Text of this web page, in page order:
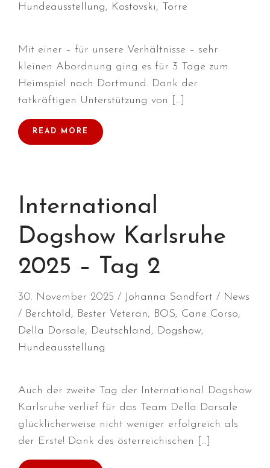
November 2023
Juni 2023
April 2023
Juni 2022
Mai 2022
April 2022
März 2022
Januar 2022
Dezember 2021
November 2021
August 2021
Juli 2021
April 2021
März 2021
Hundeausstellung, Kostovski, Torre
Mit einer – für unsere Verhältnisse – sehr
kleinen Abordnung ging es für 3 Tage zum
Heimspiel nach Dortmund. Dank der
tatkräftigen Unterstützung von […]
READ MORE
International
Dogshow Karlsruhe
2025 – Tag 2
30. November 2025 Johanna Sandfort
News
Berchtold, Bester Veteran, BOS, Cane Corso,
Della Dorsale, Deutschland, Dogshow,
Hundeausstellung
Auch der zweite Tag der International Dogshow
Karlsruhe verlief für das Team Della Dorsale
glücklicherweise nicht weniger erfolgreich als
der Erste! Dank des österreichischen […]